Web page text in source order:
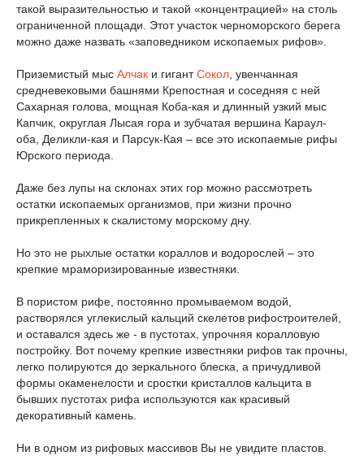
такой выразительностью и такой «концентрацией» на столь
ограниченной площади. Этот участок черноморского берега
можно даже назвать «заповедником ископаемых рифов».
Приземистый мыс Алчак и гигантСокол , увенчанная
средневековыми башнями Крепостная и соседняя с ней
Сахарная голова, мощная Коба-кая и длинный узкий мыс
Капчик, округлая Лысая гора и зубчатая вершина Караул-
оба, Деликли-кая и Парсук-Кая – все это ископаемые рифы
Юрского периода.
Даже без лупы на склонах этих гор можно рассмотреть
остатки ископаемых организмов, при жизни прочно
прикрепленных к скалистому морскому дну.
Но это не рыхлые остатки кораллов и водорослей – это
крепкие мраморизированные известняки.
В пористом рифе, постоянно промываемом водой,
растворялся углекислый кальций скелетов рифостроителей,
и оставался здесь же - в пустотах, упрочняя коралловую
постройку. Вот почему крепкие известняки рифов так прочны,
легко полируются до зеркального блеска, а причудливой
формы окаменелости и сростки кристаллов кальцита в
бывших пустотах рифа используются как красивый
декоративный камень.
Ни в одном из рифовых массивов Вы не увидите пластов.